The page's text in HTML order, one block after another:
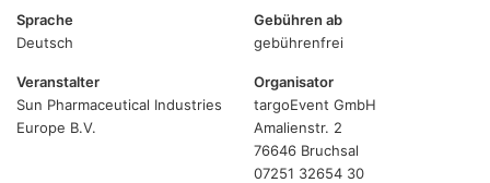
Sprache
Deutsch
Gebühren ab
gebührenfrei
Veranstalter
Sun Pharmaceutical Industries
Europe B.V.
Organisator
targoEvent GmbH
Amalienstr. 2
76646 Bruchsal
07251 32654 30